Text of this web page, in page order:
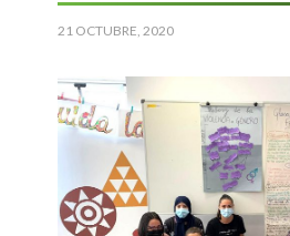
21 OCTUBRE, 2020